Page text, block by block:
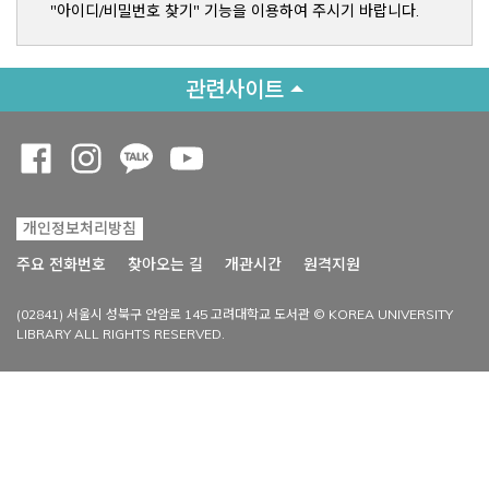
"아이디/비밀번호 찾기" 기능을 이용하여 주시기 바랍니다.
관련사이트
개인정보처리방침
주요 전화번호
찾아오는 길 개관시간 원격지원
(02841) 서울시 성북구 안암로 145 고려대학교 도서관 © KOREA UNIVERSITY
LIBRARY ALL RIGHTS RESERVED.
Opens a new window
Opens a new window
Opens a new window